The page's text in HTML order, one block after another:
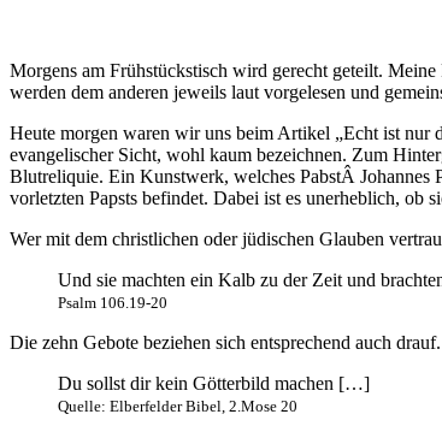
Morgens am Frühstückstisch wird gerecht geteilt.
werden dem anderen jeweils laut vorgelesen und
Heute morgen waren wir uns beim Artikel „Echt ist nur
evangelischer Sicht, wohl kaum bezeichnen. Zum
Blutreliquie. Ein Kunstwerk, welches PabstÂ Johannes
vorletzten Papsts befindet. Dabei ist es unerheblich,
Wer mit dem christlichen oder jüdischen Glauben
Und sie machten ein Kalb zu der Zeit und
Psalm 106.19-20
Die zehn Gebote beziehen sich entsprechend auch
Du sollst dir kein Götterbild machen […]
Quelle: Elberfelder Bibel, 2.Mose 20